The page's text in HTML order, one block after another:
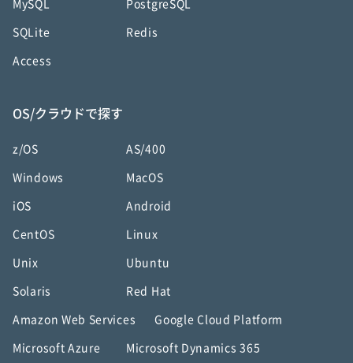
MySQL PostgreSQL
SQLite Redis
Access
OS/クラウドで探す
z/OS AS/400
Windows MacOS
iOS Android
CentOS Linux
Unix Ubuntu
Solaris Red Hat
Amazon Web Services Google Cloud Platform
Microsoft Azure Microsoft Dynamics 365